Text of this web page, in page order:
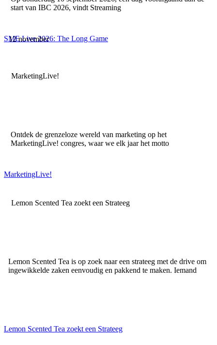
start van IBC 2026, vindt Streaming
SME Live 2026: The Long Game
12 november
MarketingLive!
Ontdek de grenzeloze wereld van marketing op het
MarketingLive! congres, waar we elk jaar het motto
MarketingLive!
Lemon Scented Tea zoekt een Strateeg
Lemon Scented Tea is op zoek naar een strateeg met de drive om
ingewikkelde zaken eenvoudig en pakkend te maken. Iemand
Lemon Scented Tea zoekt een Strateeg